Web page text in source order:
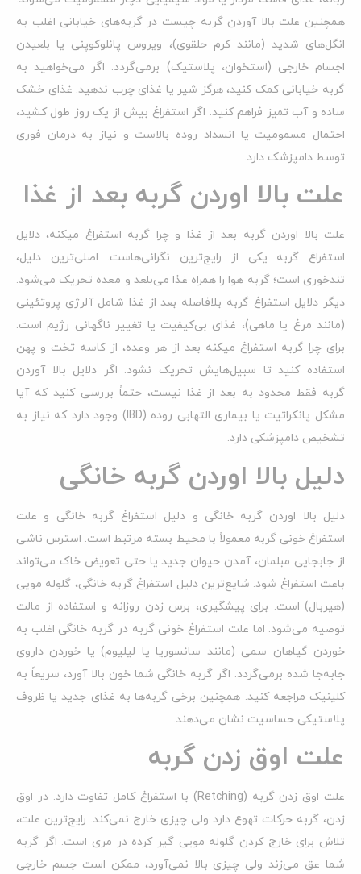
همچنین علت بالا آوردن گربه چیست در گربه‌های خیابانی اغلب به
انگل‌های شدید (مانند کرم حلقوی)، ویروس پانلوکوپنی یا بلعیدن
اجسام خارجی (استخوان، پلاستیک) برمی‌گردد. اگر می‌خواهید به
گربه خیابانی کمک کنید، هرگز شیر یا غذای چرب ندهید. غذای خشک
ساده و آب تمیز فراهم کنید. اگر استفراغ بیش از یک روز طول کشید،
احتمال مسمومیت یا انسداد روده بالاست و نیاز به درمان فوری
توسط دامپزشک دارد.
علت بالا اوردن گربه بعد از غذا
علت بالا اوردن گربه بعد از غذا و چرا گربه استفراغ میکنه، دلایل
استفراغ گربه یکی از رایج‌ترین نگرانی‌هاست. اصلی‌ترین دلیل،
تندخوری است؛ گربه هوا را همراه غذا می‌بلعد و معده تحریک می‌شود.
دیگر دلایل استفراغ گربه بلافاصله بعد از غذا شامل آلرژی پروتئینی
(مانند مرغ یا ماهی)، غذای بی‌کیفیت یا تغییر ناگهانی رژیم است.
برای چرا گربه استفراغ میکنه بعد از هر وعده، از کاسه تخت و پهن
استفاده کنید تا سبیل‌هایش تحریک نشود. اگر دلایل بالا آوردن
گربه فقط محدود به بعد از غذا نیست، حتماً بررسی کنید که آیا
مشکل پانکراتیت یا بیماری التهابی روده (IBD) وجود دارد که نیاز به
تشخیص دامپزشکی دارد.
دلیل بالا اوردن گربه خانگی
دلیل بالا اوردن گربه خانگی و دلیل استفراغ گربه خانگی و علت
استفراغ خونی گربه معمولاً با محیط بسته مرتبط است. استرس ناشی
از جابجایی مبلمان، آمدن حیوان جدید یا حتی تعویض خاک می‌تواند
باعث استفراغ شود. شایع‌ترین دلیل استفراغ گربه خانگی، گلوله مویی
(هیربال) است. برای پیشگیری، برس زدن روزانه و استفاده از مالت
توصیه می‌شود. اما علت استفراغ خونی گربه در گربه خانگی اغلب به
خوردن گیاهان سمی (مانند سانسوریا یا لیلیوم) یا خوردن داروی
جابه‌جا شده برمی‌گردد. اگر گربه خانگی شما خون بالا آورد، سریعاً به
کلینیک مراجعه کنید. همچنین برخی گربه‌ها به غذای جدید یا ظروف
پلاستیکی حساسیت نشان می‌دهند.
علت اوق زدن گربه
علت اوق زدن گربه (Retching) با استفراغ کامل تفاوت دارد. در اوق
زدن، گربه حرکات تهوع دارد ولی چیزی خارج نمی‌کند. رایج‌ترین علت،
تلاش برای خارج کردن گلوله مویی گیر کرده در مری است. اگر گربه
شما عق می‌زند ولی چیزی بالا نمی‌آورد، ممکن است جسم خارجی